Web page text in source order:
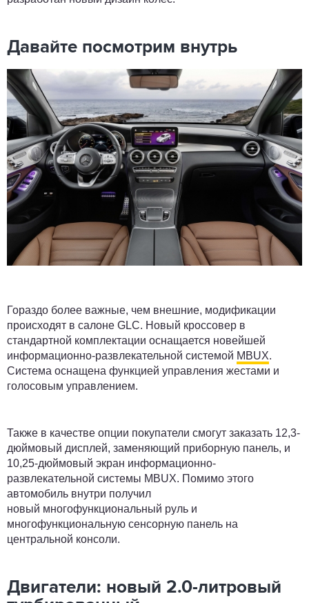
Давайте посмотрим внутрь
Гораздо более важные, чем внешние, модификации
происходят в салоне GLC. Новый кроссовер в
стандартной комплектации оснащается новейшей
информационно-развлекательной системой MBUX.
Система оснащена функцией управления жестами и
голосовым управлением.
Также в качестве опции покупатели смогут заказать 12,3-
дюймовый дисплей, заменяющий приборную панель, и
10,25-дюймовый экран информационно-
развлекательной системы MBUX. Помимо этого
автомобиль внутри получил
новый многофункциональный руль и
многофункциональную сенсорную панель на
центральной консоли.
Двигатели: новый 2.0-литровый